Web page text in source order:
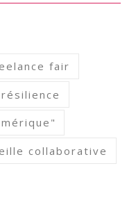
fair
résilience
collaborative